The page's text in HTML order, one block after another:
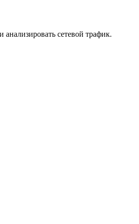
сетевой трафик.